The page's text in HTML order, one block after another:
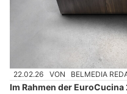
22.02.26 VON BELMEDIA
Im Rahmen der